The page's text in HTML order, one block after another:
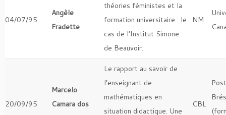
04/07/95
Angèle
Fradette
théories féministes et la
formation universitaire : le
cas de l’Institut Simone
de Beauvoir.
NM
20/09/95
Marcelo
Camara dos
Le rapport au savoir de
l’enseignant de
mathématiques en
situation didactique. Une
CBL